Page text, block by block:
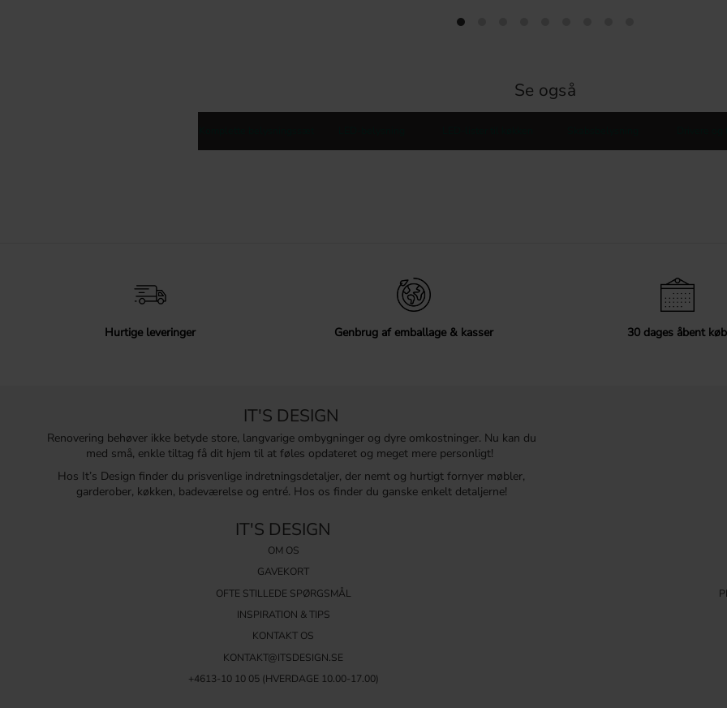
Se også
Hurtige leveringer Genbrug af emballage & kasser 30 dages åbent køb
IT'S DESIGN
Renovering behøver ikke betyde store, langvarige ombygninger og dyre omkostninger. Nu kan du
med små, enkle tiltag få dit hjem til at føles opdateret og meget mere personligt!
Hos It’s Design finder du prisvenlige indretningsdetaljer, der nemt og hurtigt fornyer møbler,
garderober, køkken, badeværelse og entré. Hos os finder du ganske enkelt detaljerne!
IT'S DESIGN
OM OS
GAVEKORT
OFTE STILLEDE SPØRGSMÅL
INSPIRATION & TIPS
KONTAKT OS
KONTAKT@ITSDESIGN.SE
+4613-10 10 05 (HVERDAGE 10.00-17.00)